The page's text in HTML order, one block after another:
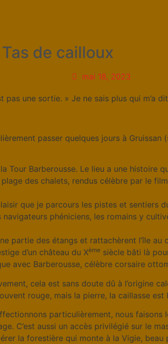
de cailloux
mai 18, 2023
pas une sortie. » Je ne sais plus qui m’a
passer quelques jours à
Barberousse. Le lieu a une histoire
des chalets, rendus célèbre par le
que je parcours les pistes et sentiers
phéniciens, les romains y
partie des étangs et rattachèrent l’île au
d’un château du Xème siècle bâti là
avec Barberousse, célèbre corsaire
cela est sans doute dû à l’origine
rouge, mais la pierre, la caillasse
particulièrement, nous faisons
C’est aussi un accès privilégié sur le
la forestière qui monte à la Vigie,